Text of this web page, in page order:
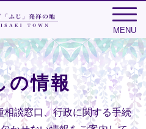
MENU
の情報
談窓口、行政に関する手続